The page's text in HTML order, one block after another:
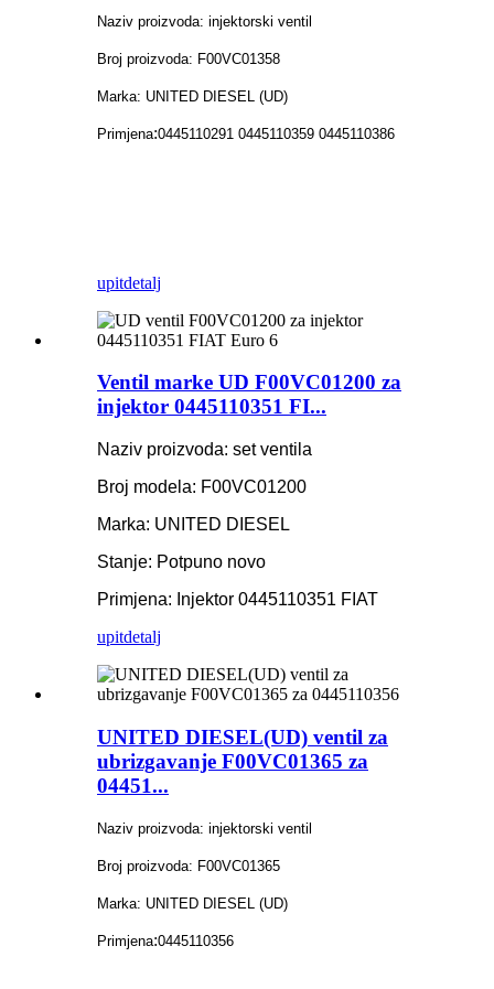
Naziv proizvoda: injektorski ventil
Broj proizvoda: F00VC01358
Marka: UNITED DIESEL (UD)
Primjena:0445110291 0445110359 0445110386
upitdetalj
Ventil marke UD F00VC01200 za
injektor 0445110351 FI...
Naziv proizvoda: set ventila
Broj modela: F00VC01200
Marka: UNITED DIESEL
Stanje: Potpuno novo
Primjena: Injektor 0445110351 FIAT
upitdetalj
UNITED DIESEL(UD) ventil za
ubrizgavanje F00VC01365 za
04451...
Naziv proizvoda: injektorski ventil
Broj proizvoda: F00VC01365
Marka: UNITED DIESEL (UD)
Primjena:0445110356